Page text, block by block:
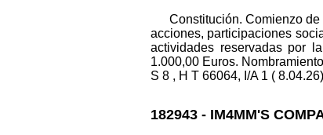
Constitución. Comienzo
acciones, participaciones
actividades reservadas por
1.000,00 Euros.
S 8 , H T 66064, I/A 1 (
182943 - IM4MM'S